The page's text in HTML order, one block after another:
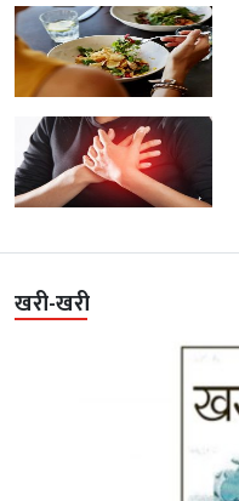
खरी-खरी